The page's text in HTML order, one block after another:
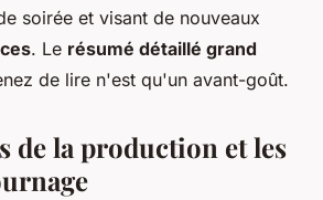
soirée et visant de nouveaux
. Le résumé détaillé grand
de lire n'est qu'un avant-goût.
de la production et les